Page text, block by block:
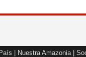
Nuestra Amazonia|